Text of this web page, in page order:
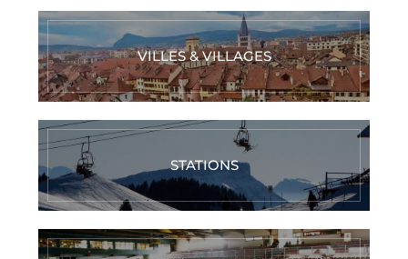
VILLES & VILLAGES
STATIONS